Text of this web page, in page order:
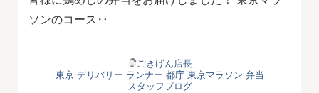
ソンのコース‥
ごきげん店長
東京 デリバリー ランナー 都庁 東京マラソン 弁当
スタッフブログ